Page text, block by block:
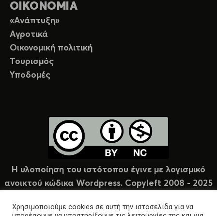
ΟΙΚΟΝΟΜΙΑ
«Ανάπτυξη»
Αγροτικά
Οικονομική πολιτική
Τουρισμός
Υποδομές
Η υλοποίηση του ιστότοπου έγινε με λογισμικό
ανοικτού κώδικα Wordpress. Copyleft 2008 - 2025
Χρησιμοποιούμε cookies σε αυτή την ιστοσελίδα για να